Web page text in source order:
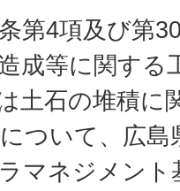
第4項及び第
成等に関する
土石の堆積に
ついて、広島
マネジメン